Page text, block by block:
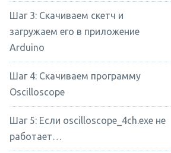
Шаг 3: Скачиваем скетч и
загружаем его в приложение
Arduino
Шаг 4: Скачиваем программу
Oscilloscope
Шаг 5: Если oscilloscope_4ch.exe не
работает…